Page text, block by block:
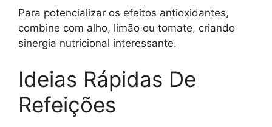
Para potencializar os efeitos antioxidantes,
combine com alho, limão ou tomate, criando
sinergia nutricional interessante.
Ideias Rápidas De
Refeições